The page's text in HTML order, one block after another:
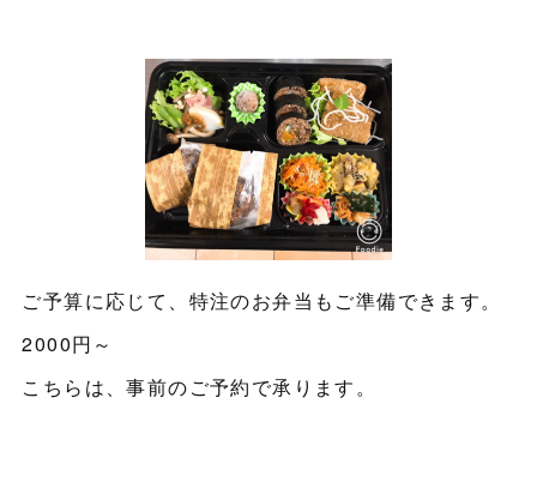
ご予算に応じて、特注のお弁当もご準備できます。
2000円～
こちらは、事前のご予約で承ります。